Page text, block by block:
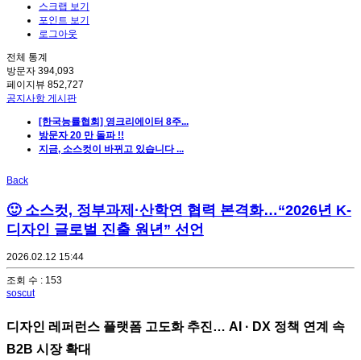
스크랩 보기
포인트 보기
로그아웃
전체 통계
방문자 394,093
페이지뷰 852,727
공지사항 게시판
[한국능률협회] 영크리에이터 8주...
방문자 20 만 돌파 !!
지금, 소스컷이 바뀌고 있습니다 ...
Back
🙂 소스컷, 정부과제·산학연 협력 본격화…“2026년 K-
디자인 글로벌 진출 원년” 선언
2026.02.12 15:44
조회 수 : 153
soscut
디자인 레퍼런스 플랫폼 고도화 추진… AI · DX 정책 연계 속
B2B 시장 확대